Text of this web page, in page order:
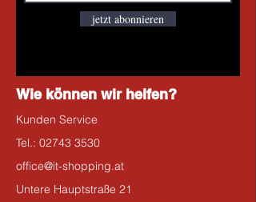
jetzt abonnieren
Wie können wir helfen?
Kunden Service
Tel.: 02743 3530
office@it-shopping.at
Untere Hauptstraße 21